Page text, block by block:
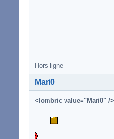
Hors ligne
Mari0
<lombric value="Mari0" />